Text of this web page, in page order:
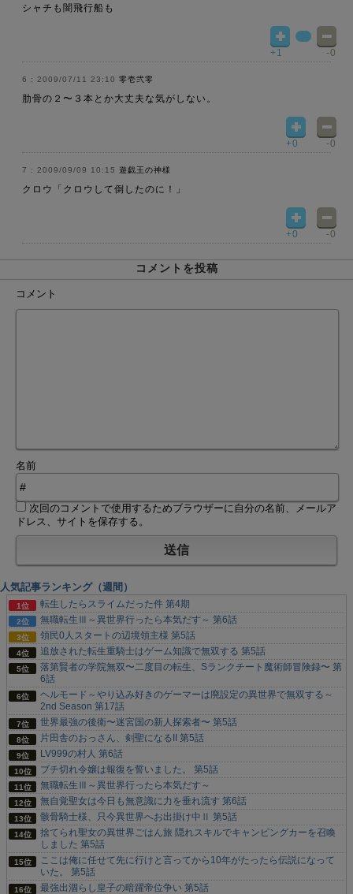
シャチも闇飛行船も
+1 -0
2009/07/11 23:10 零壱弐零
肋骨の２〜３本とか大丈夫な気がしない。
+0 -0
2009/09/09 10:15 遊戯王の神様
クロウ「クロウして倒したのに！」
+0 -0
コメントを投稿
コメント
名前
次回のコメントで使用するためブラウザーに自分の名前、メールア
ドレス、サイトを保存する。
人気記事ランキング（週間）
転生したらスライムだった件 第4期
無職転生Ⅲ～異世界行ったら本気だす～ 第6話
領民0人スタートの辺境領主様 第5話
追放された転生重騎士はゲーム知識で無双する 第5話
落第賢者の学院無双〜二度目の転生、Sランクチート魔術師冒険録〜 第
6話
ヘルモード～やり込み好きのゲーマーは廃設定の異世界で無双する～
2nd Season 第17話
世界最強の後衛〜迷宮国の新人探索者〜 第5話
片田舎のおっさん、剣聖になるII 第5話
LV999の村人 第6話
ブチ切れ令嬢は報復を誓いました。 第5話
無職転生Ⅲ～異世界行ったら本気だす～
無自覚聖女は今日も無意識に力を垂れ流す 第6話
骸骨騎士様、只今異世界へお出掛け中Ⅱ 第5話
捨てられ聖女の異世界ごはん旅 隠れスキルでキャンピングカーを召喚
しました 第5話
ここは俺に任せて先に行けと言ってから10年がたったら伝説になって
いた。 第5話
最強出涸らし皇子の暗躍帝位争い 第5話